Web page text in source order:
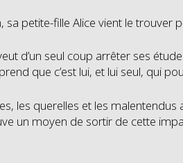
sa petite-fille Alice vient le trouver
d’un seul coup arrêter ses
que c’est lui, et lui seul, qui
les querelles et les
un moyen de sortir de cette